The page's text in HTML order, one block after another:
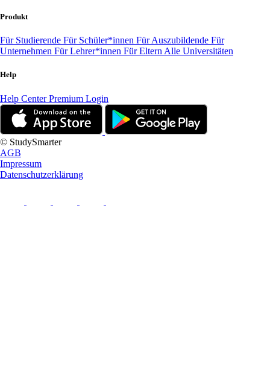
Produkt
Für Studierende Für Schüler*innen Für Auszubildende Für
Unternehmen Für Lehrer*innen Für Eltern Alle Universitäten
Help
Help CenterPremium Login
© StudySmarter
AGB
Impressum
Datenschutzerklärung